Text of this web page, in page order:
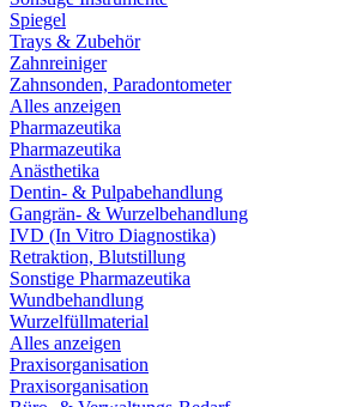
Spiegel
Trays & Zubehör
Zahnreiniger
Zahnsonden, Paradontometer
Alles anzeigen
Pharmazeutika
Pharmazeutika
Anästhetika
Dentin- & Pulpabehandlung
Gangrän- & Wurzelbehandlung
IVD (In Vitro Diagnostika)
Retraktion, Blutstillung
Sonstige Pharmazeutika
Wundbehandlung
Wurzelfüllmaterial
Alles anzeigen
Praxisorganisation
Praxisorganisation